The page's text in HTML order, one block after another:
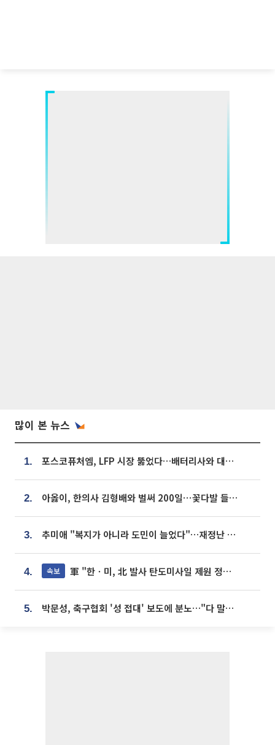
많이 본 뉴스
1. 포스코퓨처엠, LFP 시장 뚫었다…배터리사와 대규모 장기 공급 합의
2. 아옳이, 한의사 김형배와 벌써 200일⋯꽃다발 들고 "프러포즈 아냐"
3. 추미애 "복지가 아니라 도민이 늘었다"…재정난 책임론 정면돌파
4. 속보 軍 "한ㆍ미, 北 발사 탄도미사일 제원 정밀분석 중"
5. 박문성, 축구협회 '성 접대' 보도에 분노…"다 말아먹으려고 작정했나"